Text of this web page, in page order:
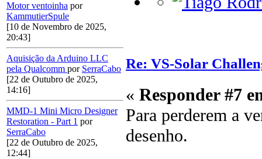
Motor ventoinha por
KammutierSpule
[10 de Novembro de 2025,
20:43]
Aquisição da Arduino LLC
pela Qualcomm por SerraCabo
[22 de Outubro de 2025,
14:16]
MMD-1 Mini Micro Designer
Restoration - Part 1 por
SerraCabo
[22 de Outubro de 2025,
12:44]
Re: VS-Solar
« Responder #7
Para perderem a
desenho.